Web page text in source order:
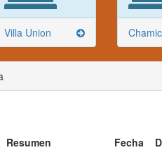
Villa Union
Resumen Fecha